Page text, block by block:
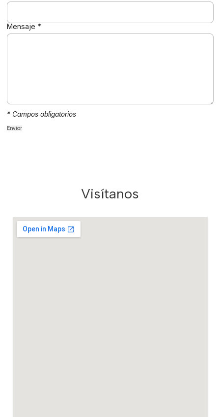
Mensaje *
* Campos obligatorios
Visítanos